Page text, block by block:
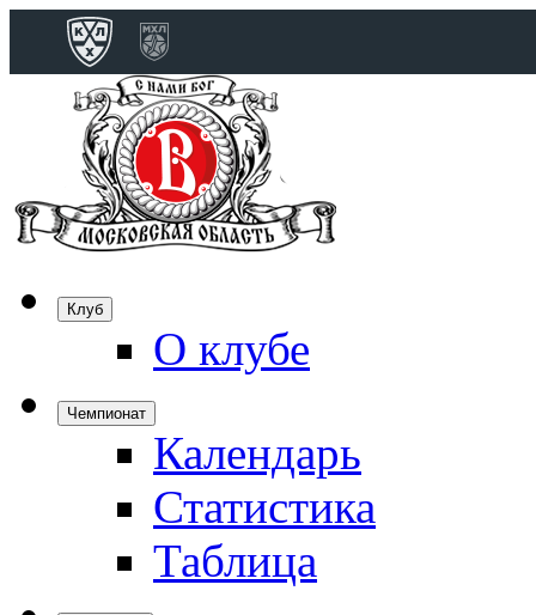
Клуб
О клубе
Чемпионат
Календарь
Статистика
Таблица